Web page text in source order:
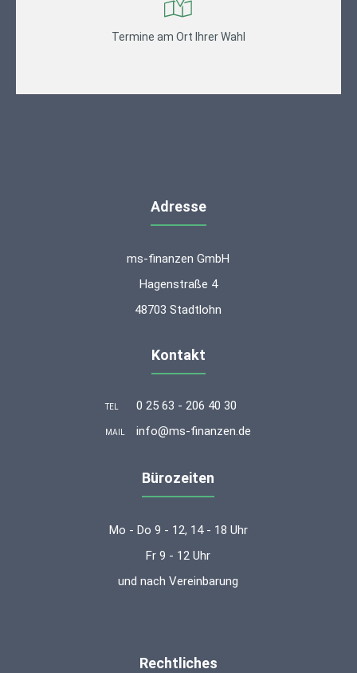
Termine am Ort Ihrer Wahl
Adresse
ms-finanzen GmbH
Hagenstraße 4
48703 Stadtlohn
Kontakt
TEL 0 25 63 - 206 40 30
MAIL info@ms-finanzen.de
Bürozeiten
Mo - Do 9 - 12, 14 - 18 Uhr
Fr 9 - 12 Uhr
und nach Vereinbarung
Rechtliches